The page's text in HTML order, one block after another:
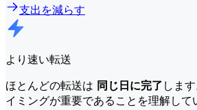
支出を減らす
より速い転送
ほとんどの転送は 同じ日に完了 しま
イミングが重要であることを理解して